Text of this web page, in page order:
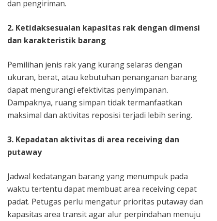
dan pengiriman.
2. Ketidaksesuaian kapasitas rak dengan dimensi
dan karakteristik barang
Pemilihan jenis rak yang kurang selaras dengan
ukuran, berat, atau kebutuhan penanganan barang
dapat mengurangi efektivitas penyimpanan.
Dampaknya, ruang simpan tidak termanfaatkan
maksimal dan aktivitas reposisi terjadi lebih sering.
3. Kepadatan aktivitas di area receiving dan
putaway
Jadwal kedatangan barang yang menumpuk pada
waktu tertentu dapat membuat area receiving cepat
padat. Petugas perlu mengatur prioritas putaway dan
kapasitas area transit agar alur perpindahan menuju